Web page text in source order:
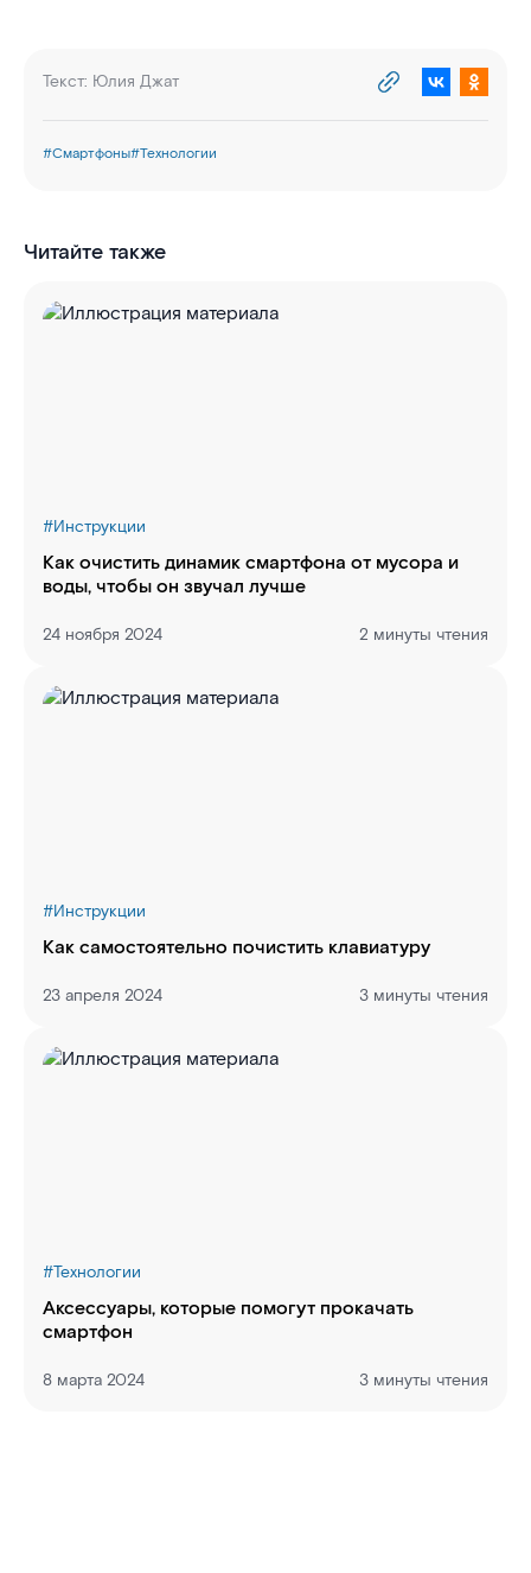
Текст: Юлия Джат
#Смартфоны#Технологии
Читайте также
#Инструкции
Как очистить динамик смартфона от мусора и
воды, чтобы он звучал лучше
24 ноября 2024 2 минуты чтения
#Инструкции
Как самостоятельно почистить клавиатуру
23 апреля 2024 3 минуты чтения
#Технологии
Аксессуары, которые помогут прокачать
смартфон
8 марта 2024 3 минуты чтения